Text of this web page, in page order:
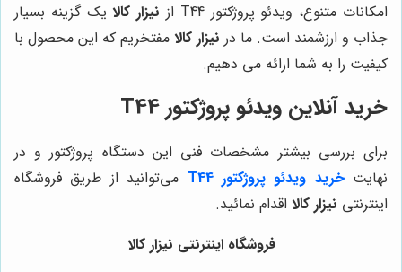
امکانات متنوع، ویدئو پروژکتور T44 از
نیزار کالایک گزینه بسیار
جذاب و ارزشمند است. ما در نیزار کالا مفتخریم که این محصول با
کیفیت را به شما ارائه می دهیم.
خرید آنلاین ویدئو پروژکتور T44
برای بررسی بیشتر مشخصات فنی این دستگاه پروژکتور و در
نهایتخرید ویدئو پروژکتور T44
می‌توانید از طریق فروشگاه
اینترنتی نیزار کالا اقدام نمائید.
فروشگاه اینترنتی نیزار کالا